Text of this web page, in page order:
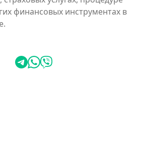
финансовых инструментах в